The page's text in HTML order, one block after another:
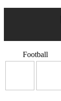
Football